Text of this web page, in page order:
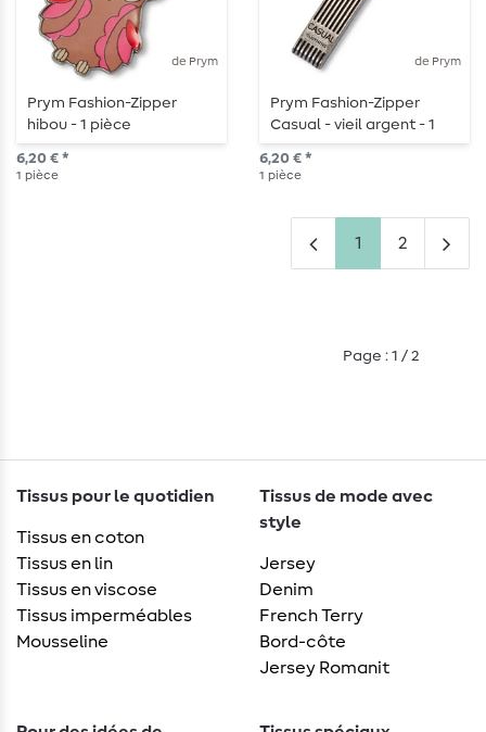
de Prym
Prym Fashion-Zipper
hibou - 1 pièce
6,20 € *
1 pièce
de Prym
Prym Fashion-Zipper
Casual - vieil argent - 1
pièce
6,20 € *
1 pièce
1 2
Page : 1 / 2
Tissus pour le quotidien
Tissus en coton
Tissus en lin
Tissus en viscose
Tissus imperméables
Mousseline
Tissus de mode avec
style
Jersey
Denim
French Terry
Bord-côte
Jersey Romanit